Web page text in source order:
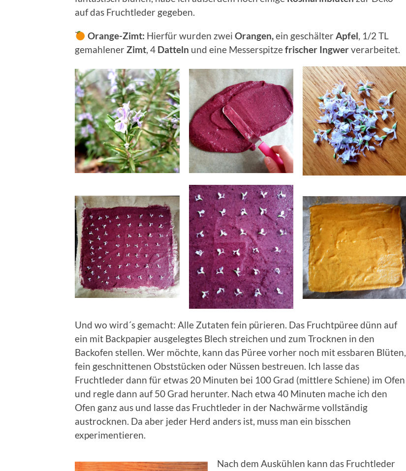
auf das Fruchtleder gegeben.
Orange-Zimt: Hierfür wurden zwei Orangen,ein geschälter Apfel, 1/2 TL
gemahlener Zimt, 4 Datteln und eine Messerspitzefrischer Ingwerverarbeitet.
Und wo wird´s gemacht: Alle Zutaten fein pürieren. Das Fruchtpüree dünn auf
ein mit Backpapier ausgelegtes Blech streichen und zum Trocknen in den
Backofen stellen. Wer möchte, kann das Püree vorher noch mit essbaren Blüten,
fein geschnittenen Obststücken oder Nüssen bestreuen. Ich lasse das
Fruchtleder dann für etwas 20 Minuten bei 100 Grad (mittlere Schiene) im Ofen
und regle dann auf 50 Grad herunter. Nach etwa 40 Minuten mache ich den
Ofen ganz aus und lasse das Fruchtleder in der Nachwärme vollständig
austrocknen. Da aber jeder Herd anders ist, muss man ein bisschen
experimentieren.
Nach dem Auskühlen kann das Fruchtleder